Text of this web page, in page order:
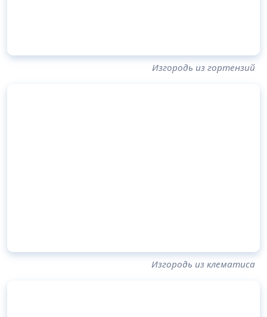
Изгородь из гортензий
Изгородь из клематиса